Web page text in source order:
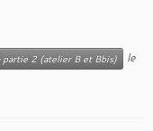
partie 2 (atelier B et Bbis)
le